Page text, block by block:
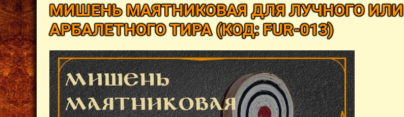
МИШЕНЬ МАЯТНИКОВАЯ ДЛЯ ЛУЧНОГО ИЛИ
АРБАЛЕТНОГО ТИРА(КОД:FUR-013)